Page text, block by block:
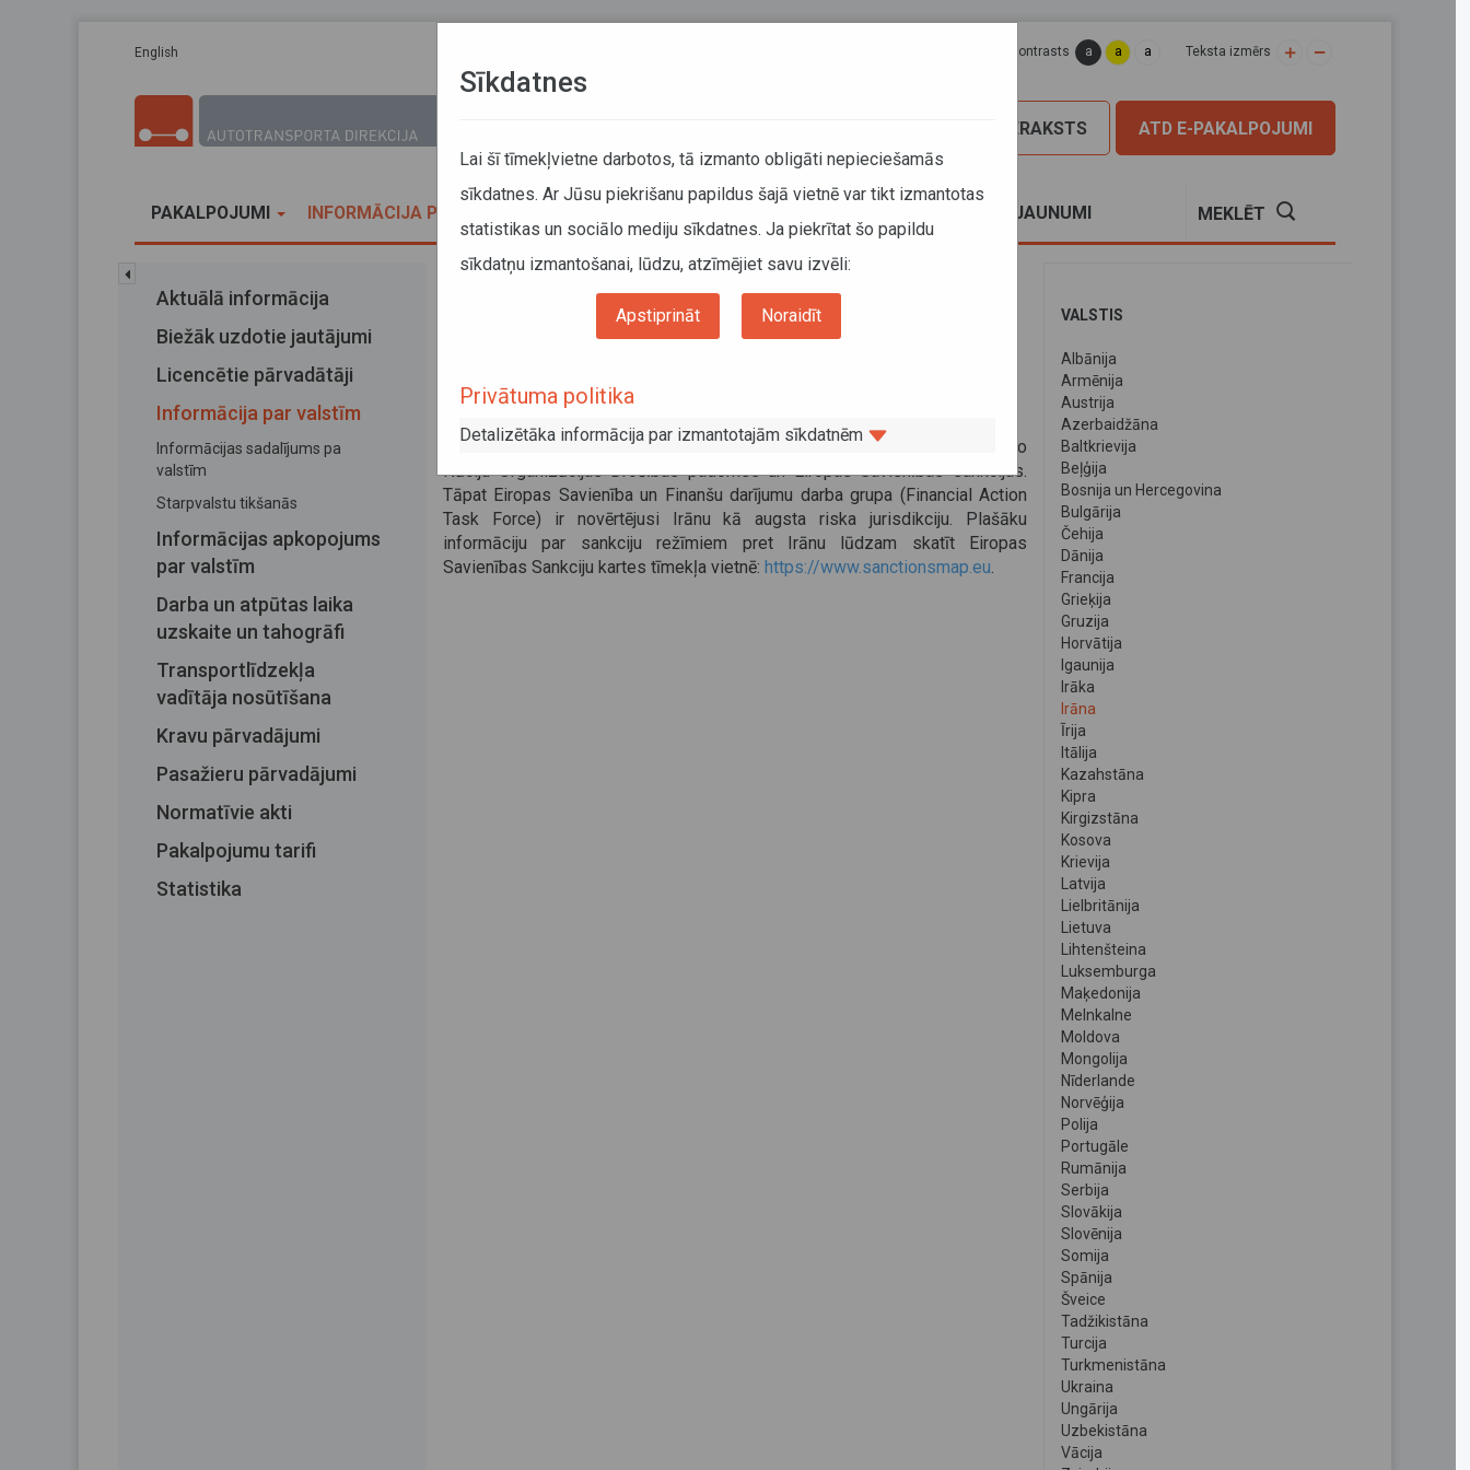
English Lapas kontrasts a a a Teksta izmērs
ATD E-PAKALPOJUMI
PIERAKSTS
PAKALPOJUMI INFORMĀCIJA PĀRVADĀTĀJIEM JAUNUMI MEKLĒT
Aktuālā informācija
Biežāk uzdotie jautājumi
Licencētie pārvadātāji
Informācija par valstīm
Informācijas sadalījums pa
valstīm
Starpvalstu tikšanās
Informācijas apkopojums
par valstīm
Darba un atpūtas laika
uzskaite un tahogrāfi
Transportlīdzekļa
vadītāja nosūtīšana
Kravu pārvadājumi
Pasažieru pārvadājumi
Normatīvie akti
Pakalpojumu tarifi
Statistika
Informācija par situāciju Irānā
Vēršam uzmanību, ka pret Irānu ir noteiktas Latvijai saistošas Apvienoto
Nāciju Organizācijas Drošības padomes un Eiropas Savienības sankcijas.
Tāpat Eiropas Savienība un Finanšu darījumu darba grupa (Financial Action
Task Force) ir novērtējusi Irānu kā augsta riska jurisdikciju. Plašāku
informāciju par sankciju režīmiem pret Irānu lūdzam skatīt Eiropas
Savienības Sankciju kartes tīmekļa vietnē: https://www.sanctionsmap.eu.
VALSTIS
Albānija
Armēnija
Austrija
Azerbaidžāna
Baltkrievija
Beļģija
Bosnija un Hercegovina
Bulgārija
Čehija
Dānija
Francija
Grieķija
Gruzija
Horvātija
Igaunija
Irāka
Irāna
Īrija
Itālija
Kazahstāna
Kipra
Kirgizstāna
Kosova
Krievija
Latvija
Lielbritānija
Lietuva
Lihtenšteina
Luksemburga
Maķedonija
Melnkalne
Moldova
Mongolija
Nīderlande
Norvēģija
Polija
Portugāle
Rumānija
Serbija
Slovākija
Slovēnija
Somija
Spānija
Šveice
Tadžikistāna
Turcija
Turkmenistāna
Ukraina
Ungārija
Uzbekistāna
Vācija
Sīkdatnes
Lai šī tīmekļvietne darbotos, tā izmanto obligāti nepieciešamās
sīkdatnes. Ar Jūsu piekrišanu papildus šajā vietnē var tikt izmantotas
statistikas un sociālo mediju sīkdatnes. Ja piekrītat šo papildu
sīkdatņu izmantošanai, lūdzu, atzīmējiet savu izvēli:
Apstiprināt Noraidīt
Privātuma politika
Detalizētāka informācija par izmantotajām sīkdatnēm